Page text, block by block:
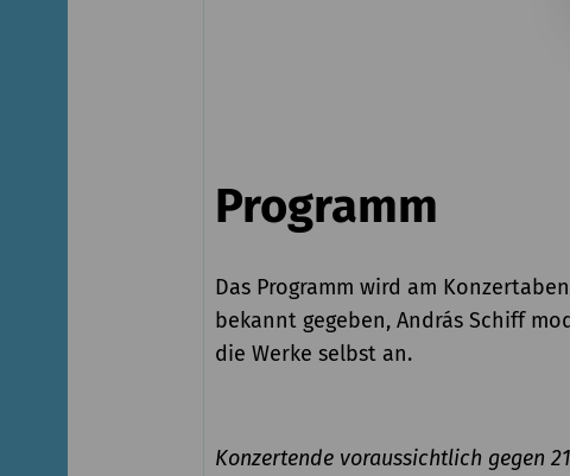
Programm
Das Programm wird am
bekannt gegeben, András Schiff
die Werke selbst an.
Konzertende voraussichtlich gegen